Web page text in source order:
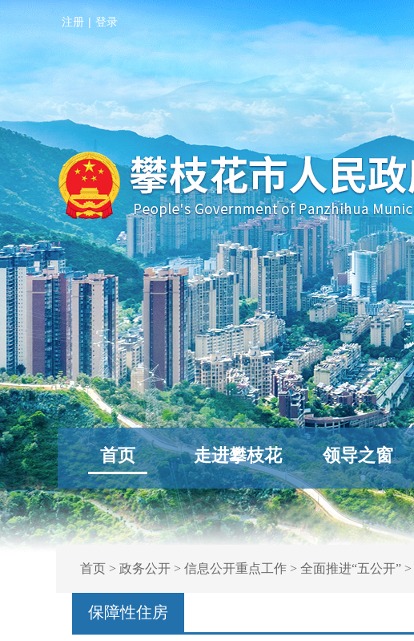
注册 | 登录
首页 走进攀枝花 领导之窗
首页> 政务公开> 信息公开重点工作> 全面推进“五公开”>
保障性住房